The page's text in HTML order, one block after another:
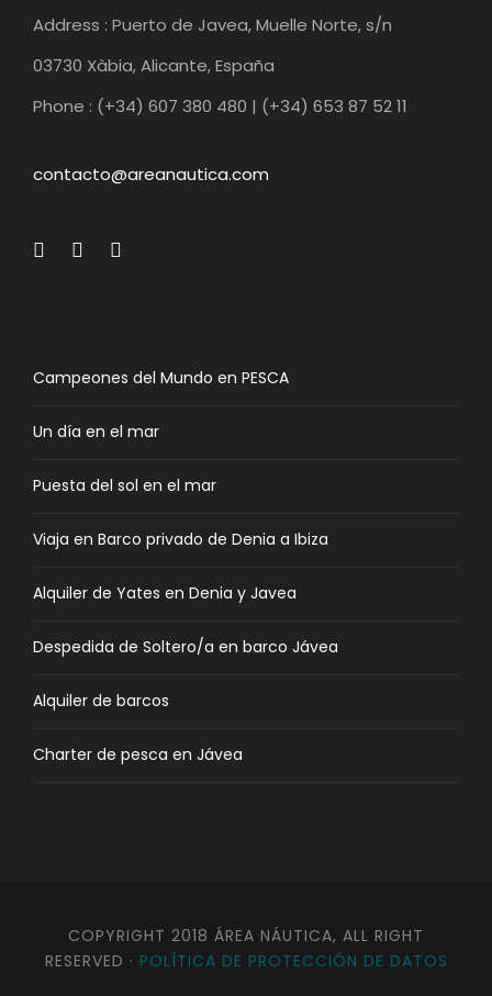
Address : Puerto de Javea, Muelle Norte, s/n
03730 Xàbia, Alicante, España
Phone : (+34) 607 380 480 | (+34) 653 87 52 11
contacto@areanautica.com
Campeones del Mundo en PESCA
Un día en el mar
Puesta del sol en el mar
Viaja en Barco privado de Denia a Ibiza
Alquiler de Yates en Denia y Javea
Despedida de Soltero/a en barco Jávea
Alquiler de barcos
Charter de pesca en Jávea
COPYRIGHT 2018 ÁREA NÁUTICA, ALL RIGHT
RESERVED · POLÍTICA DE PROTECCIÓN DE DATOS